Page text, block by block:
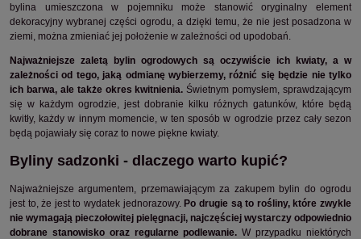
bylina umieszczona w pojemniku może stanowić oryginalny element
dekoracyjny wybranej części ogrodu, a dzięki temu, że nie jest posadzona w
ziemi, można zmieniać jej położenie w zależności od upodobań.
Najważniejsze zaletą bylin ogrodowych są oczywiście ich kwiaty, a w
zależności od tego, jaką odmianę wybierzemy, różnić się będzie nie tylko
ich barwa, ale także okres kwitnienia. Świetnym pomysłem, sprawdzającym
się w każdym ogrodzie, jest dobranie kilku różnych gatunków, które będą
kwitły, każdy w innym momencie, w ten sposób w ogrodzie przez cały sezon
będą pojawiały się coraz to nowe piękne kwiaty.
Byliny sadzonki - dlaczego warto kupić?
Najważniejsze argumentem, przemawiającym za zakupem bylin do ogrodu
jest to, że jest to wydatek jednorazowy.Po drugie są to rośliny, które zwykle
nie wymagają pieczołowitej pielęgnacji, najczęściej wystarczy odpowiednio
dobrane stanowisko oraz regularne podlewanie. W przypadku niektórych